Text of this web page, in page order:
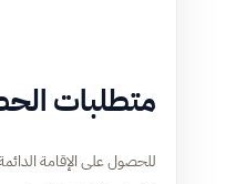
متطلبات
للحصول على الإقامة